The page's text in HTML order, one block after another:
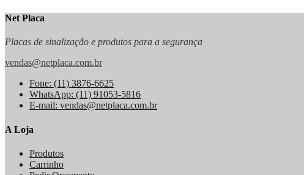
Net Placa
Placas de sinalização e produtos para a segurança
vendas@netplaca.com.br
Fone: (11) 3876-6625
WhatsApp: (11) 91053-5816
E-mail: vendas@netplaca.com.br
A Loja
Produtos
Carrinho